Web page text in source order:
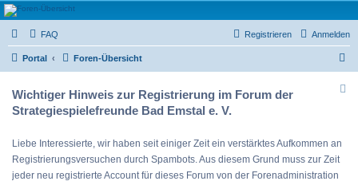
Strategiespielefreunde
Bad Emstal e.V.
Das Forum der Strategiespielefreunde Bad Emstal e.V. - Tabletop und mehr
FAQ Anmelden
Registrieren
Portal Foren-Übersicht
Wichtiger Hinweis zur Registrierung im Forum der
Strategiespielefreunde Bad Emstal e. V.
Liebe Interessierte, wir haben seit einiger Zeit ein verstärktes Aufkommen an
Registrierungsversuchen durch Spambots. Aus diesem Grund muss zur Zeit
jeder neu registrierte Account für dieses Forum von der Forenadministration